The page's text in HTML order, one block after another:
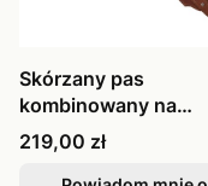
Skórzany pas
kombinowany na
amunicję śrutową i
kulową kasztan brąz
Cena
219,00 zł